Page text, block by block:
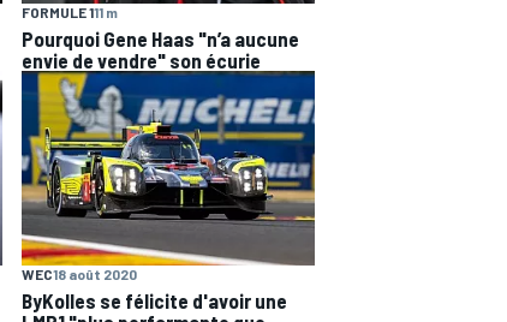
FORMULE 111 m
Pourquoi Gene Haas "n’a aucune
envie de vendre" son écurie
WEC18 août 2020
ByKolles se félicite d'avoir une